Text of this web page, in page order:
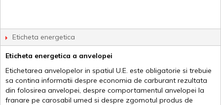
Eticheta energetica
Eticheta energetica a anvelopei
Etichetarea anvelopelor in spatiul U.E. este obligatorie si trebuie
sa contina informatii despre economia de carburant rezultata
din folosirea anvelopei, despre comportamentul anvelopei la
franare pe carosabil umed si despre zgomotul produs de